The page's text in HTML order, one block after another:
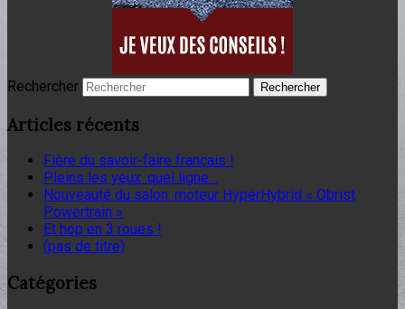
Rechercher
Articles récents
Fière du savoir-faire français !
Pleins les yeux :quel ligne…
Nouveauté du salon: moteur HyperHybrid « Obrist
Powertrain »
Et hop en 3 roues !
(pas de titre)
Catégories